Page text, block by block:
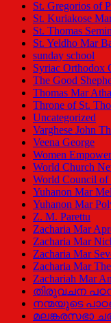
St. Gregorios of
St. Kuriakose
St. Thomas
St. Yeldho Mar
sunday school
Syriac Orthodox
The Good
Thomas Mar
Throne of St.
Uncategorized
Varghese John
Veena George
Women
World Church
World Council of
Yuhanon Mar
Yuhanon Mar
Z. M. Parettu
Zacharia Mar
Zacharia Mar
Zacharia Mar
Zacharia Mar
Zachariah Mar
തിരുവചന
നന്മയുടെ
മലങ്കരസഭാ